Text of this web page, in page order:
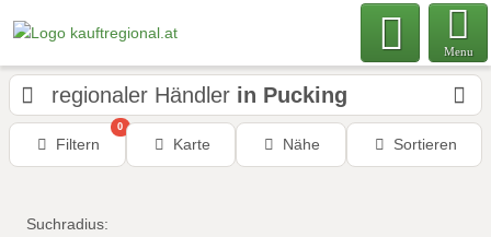
Menu
regionaler Händler in Pucking
Filtern
0
Karte Nähe Sortieren
Suchradius: